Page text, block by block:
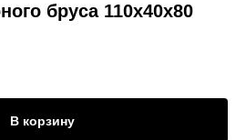
бруса 110x40x80
В корзину